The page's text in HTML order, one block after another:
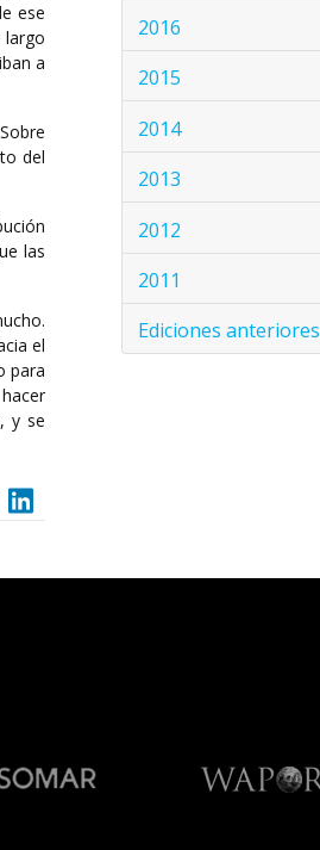
ese
a
del
las
el
para
y se
2016
2015
2014
2013
2012
2011
Ediciones anteriores